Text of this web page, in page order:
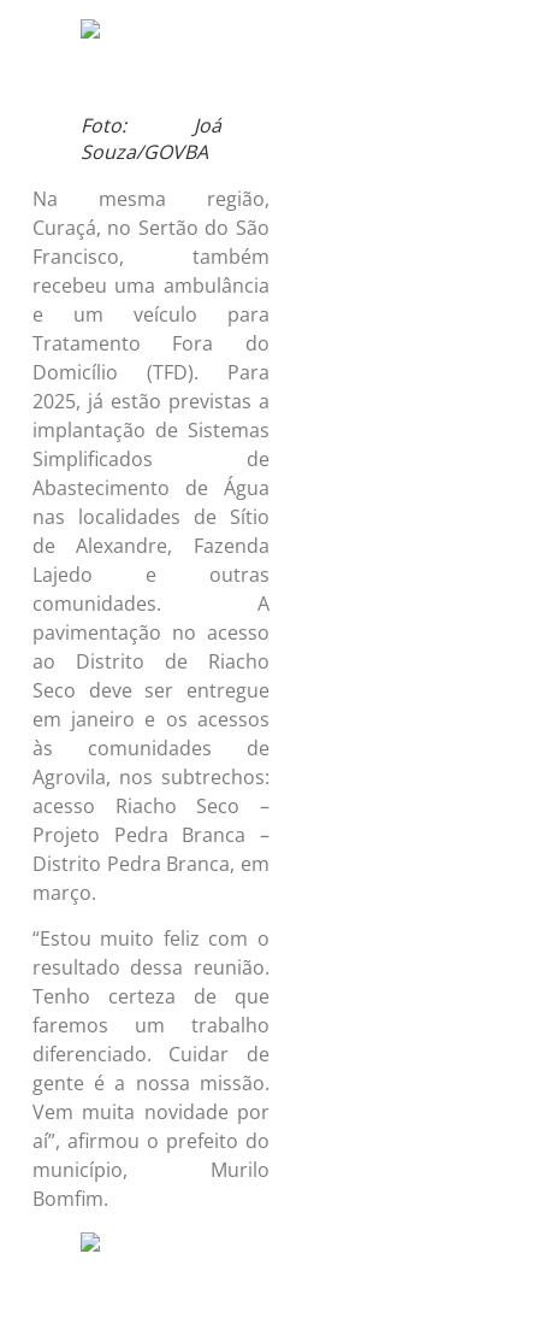
Foto: Joá
Souza/GOVBA
Na mesma região,
Curaçá, no Sertão do São
Francisco, também
recebeu uma ambulância
e um veículo para
Tratamento Fora do
Domicílio (TFD). Para
2025, já estão previstas a
implantação de Sistemas
Simplificados de
Abastecimento de Água
nas localidades de Sítio
de Alexandre, Fazenda
Lajedo e outras
comunidades. A
pavimentação no acesso
ao Distrito de Riacho
Seco deve ser entregue
em janeiro e os acessos
às comunidades de
Agrovila, nos subtrechos:
acesso Riacho Seco –
Projeto Pedra Branca –
Distrito Pedra Branca, em
março.
“Estou muito feliz com o
resultado dessa reunião.
Tenho certeza de que
faremos um trabalho
diferenciado. Cuidar de
gente é a nossa missão.
Vem muita novidade por
aí”, afirmou o prefeito do
município, Murilo
Bomfim.